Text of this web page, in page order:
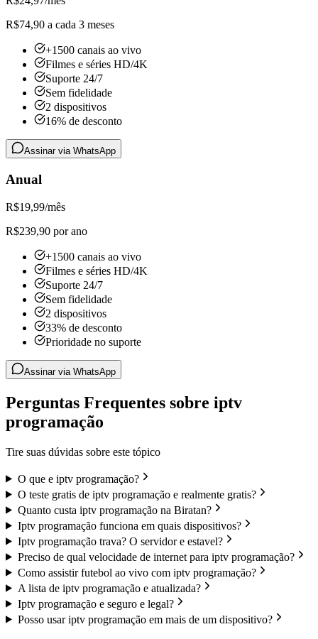
R$74,90 a cada 3 meses
+1500 canais ao vivo
Filmes e séries HD/4K
Suporte 24/7
Sem fidelidade
2 dispositivos
16% de desconto
Assinar via WhatsApp
Anual
R$19,99/mês
R$239,90 por ano
+1500 canais ao vivo
Filmes e séries HD/4K
Suporte 24/7
Sem fidelidade
2 dispositivos
33% de desconto
Prioridade no suporte
Assinar via WhatsApp
Perguntas Frequentes sobre iptv
programação
Tire suas dúvidas sobre este tópico
O que e iptv programação?
O teste gratis de iptv programação e realmente gratis?
Quanto custa iptv programação na Biratan?
Iptv programação funciona em quais dispositivos?
Iptv programação trava? O servidor e estavel?
Preciso de qual velocidade de internet para iptv programação?
Como assistir futebol ao vivo com iptv programação?
A lista de iptv programação e atualizada?
Iptv programação e seguro e legal?
Posso usar iptv programação em mais de um dispositivo?